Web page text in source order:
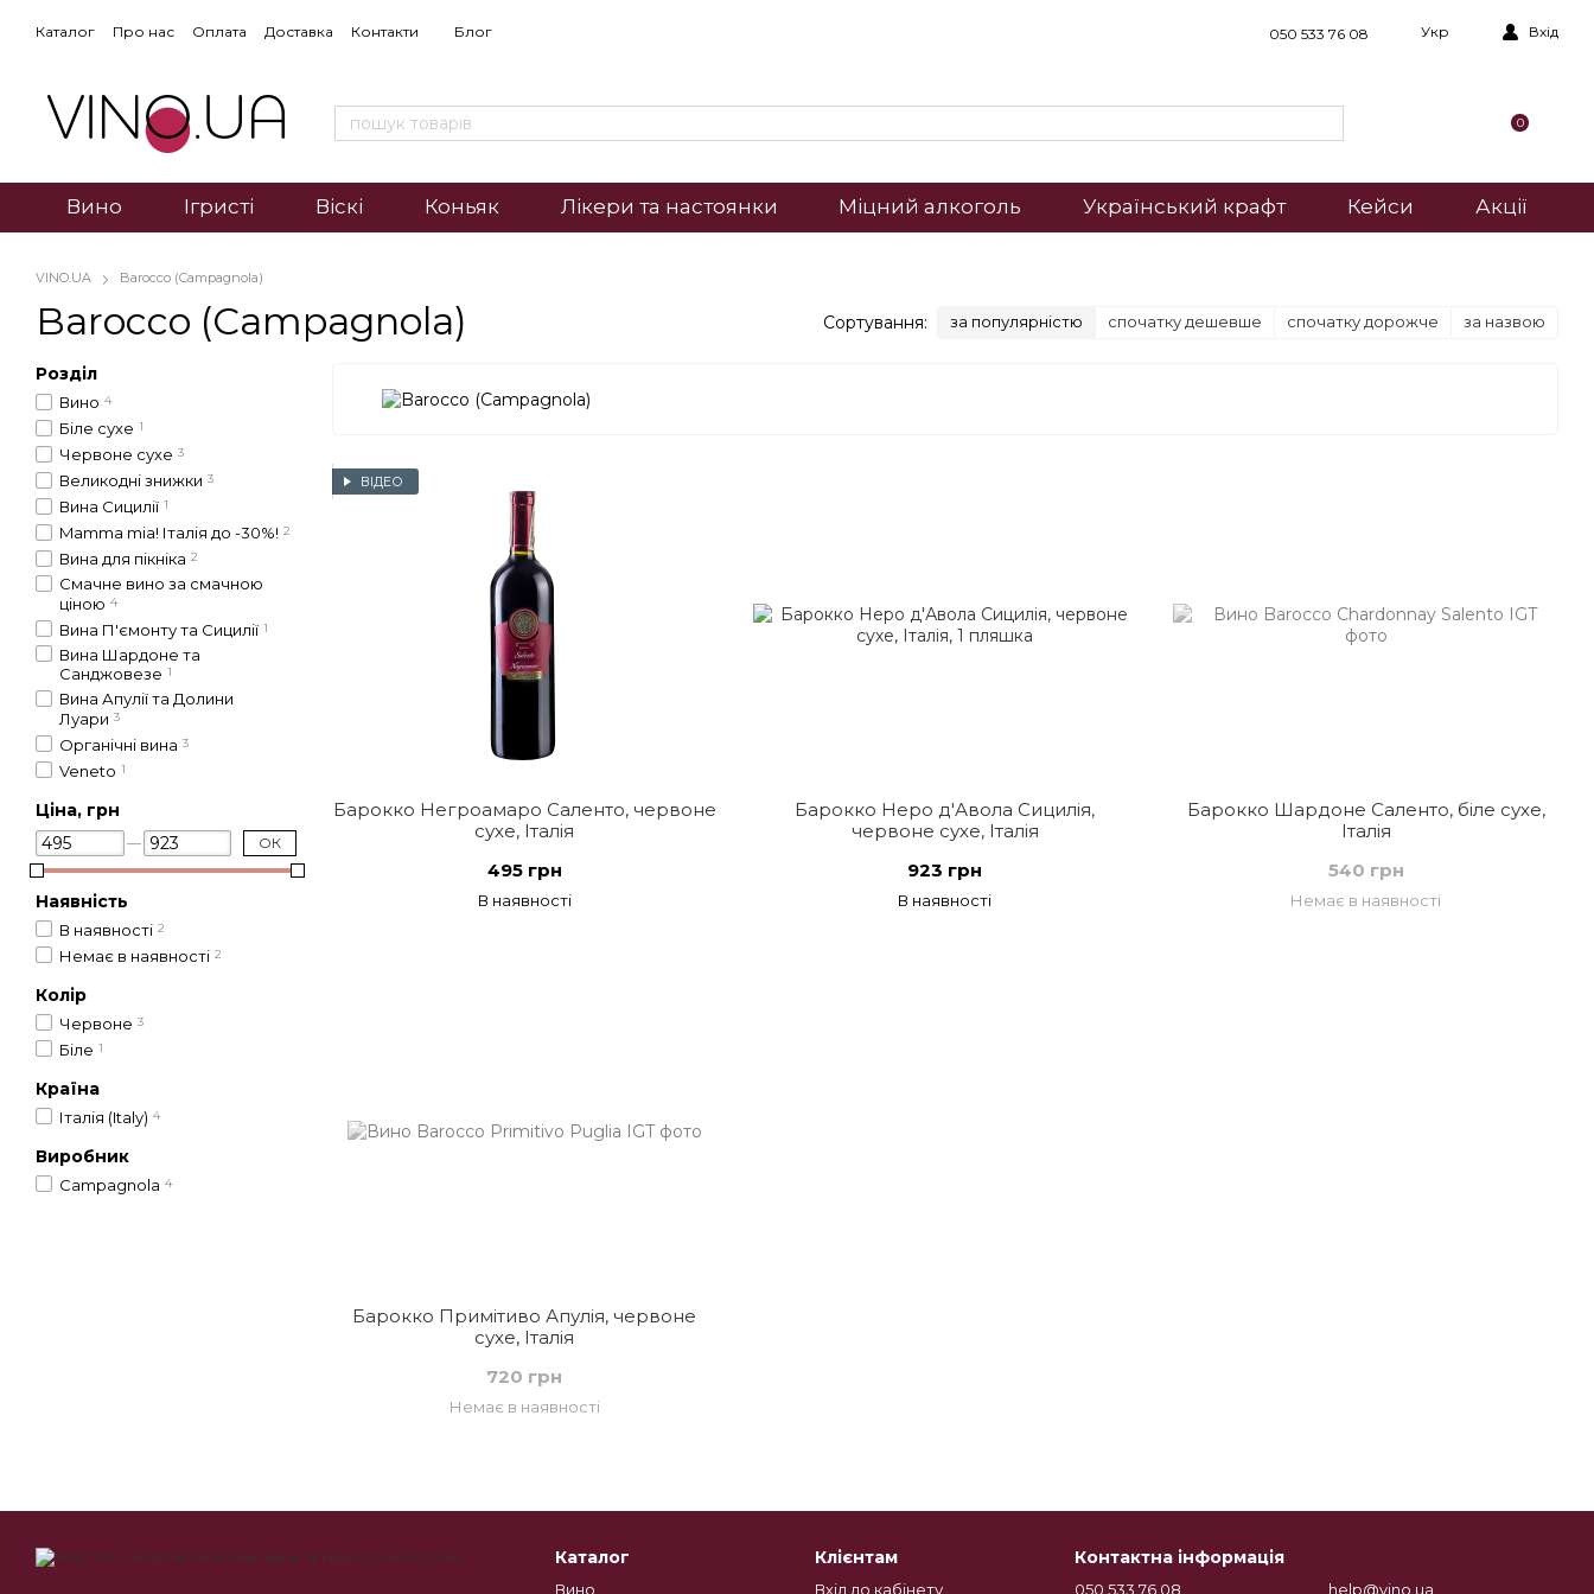
Каталог Про нас Оплата Доставка Контакти Блог 050 533 76 08 Укр Вхід
0
Вино Ігристі Віскі Коньяк Лікери та настоянки Міцний алкоголь Український крафт Кейси Акції
VINO.UA Barocco (Campagnola)
Barocco (Campagnola) Сортування: за популярністю спочатку дешевше спочатку дорожче за назвою
ВІДЕО
Барокко Негроамаро Саленто, червоне
сухе, Італія
495 грн
В наявності
Барокко Неро д'Авола Сицилія,
червоне сухе, Італія
923 грн
В наявності
Барокко Шардоне Саленто, біле сухе,
Італія
540 грн
Немає в наявності
Барокко Примітиво Апулія, червоне
сухе, Італія
720 грн
Немає в наявності
Розділ
Вино 4
Біле сухе 1
Червоне сухе 3
Великодні знижки 3
Вина Сицилії 1
Mamma mia! Італія до -30%! 2
Вина для пікніка 2
Смачне вино за смачною
ціною 4
Вина П'ємонту та Сицилії 1
Вина Шардоне та
Санджовезе 1
Вина Апулії та Долини
Луари 3
Органічні вина 3
Veneto 1
Ціна, грн
ОК
Наявність
В наявності 2
Немає в наявності 2
Колір
Червоне 3
Біле 1
Країна
Італія (Italy) 4
Виробник
Campagnola 4
Каталог
Вино
Клієнтам
Вхід до кабінету
Контактна інформація
050 533 76 08 help@vino.ua